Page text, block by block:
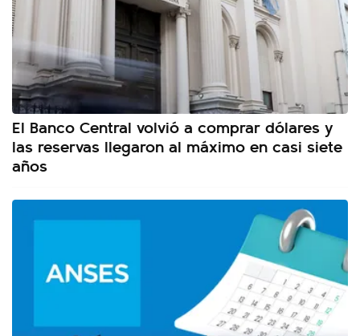
El Banco Central volvió a comprar dólares y
las reservas llegaron al máximo en casi siete
años